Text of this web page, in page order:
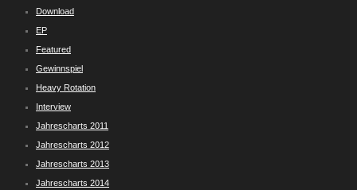
Download
EP
Featured
Gewinnspiel
Heavy Rotation
Interview
Jahrescharts 2011
Jahrescharts 2012
Jahrescharts 2013
Jahrescharts 2014